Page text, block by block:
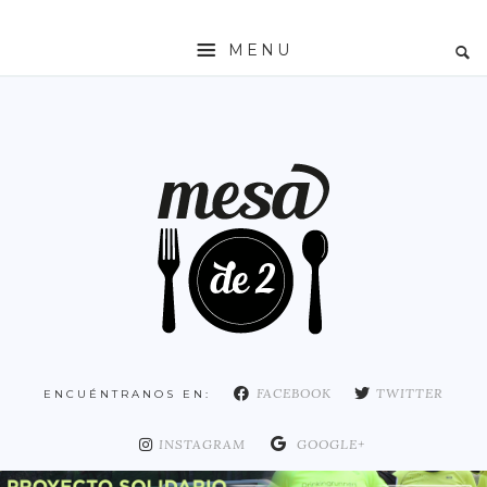
MENU
COMUNIDAD DE MADRID
DISTRITO ARGANZUELA
DISTRITO CHAMARTÍN
ENCUÉNTRANOS EN: FACEBOOK TWITTER
INSTAGRAM GOOGLE+